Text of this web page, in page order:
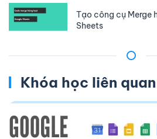
Tạo công cụ Merge
Sheets
Khóa học liên quan